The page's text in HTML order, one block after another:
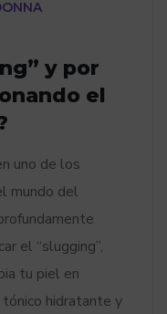
y por
el
uno de los
mundo del
el “slugging”,
tu piel en
hidratante y